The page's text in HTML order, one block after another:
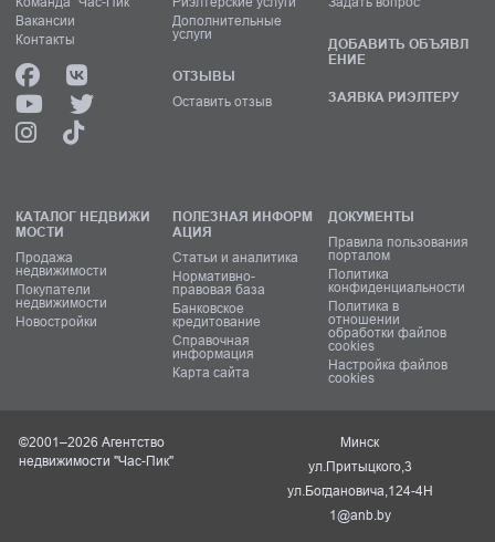
Вакансии
Контакты
Дополнительные
услуги
ОТЗЫВЫ
Оставить отзыв
ДОБАВИТЬ ОБЪЯВЛ
ЕНИЕ
ЗАЯВКА РИЭЛТЕРУ
КАТАЛОГ НЕДВИЖИ
МОСТИ
Продажа
недвижимости
Покупатели
недвижимости
Новостройки
ПОЛЕЗНАЯ ИНФОРМ
АЦИЯ
Статьи и аналитика
Нормативно-
правовая база
Банковское
кредитование
Справочная
информация
Карта сайта
ДОКУМЕНТЫ
Правила пользования
порталом
Политика
конфиденциальности
Политика в
отношении
обработки файлов
cookies
Настройка файлов
cookies
©2001–2026 Агентство
недвижимости "Час-Пик"
Минск
ул.Притыцкого,3
ул.Богдановича,124-4Н
1@anb.by